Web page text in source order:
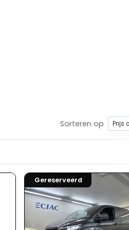
Sorteren op
Gereserveerd